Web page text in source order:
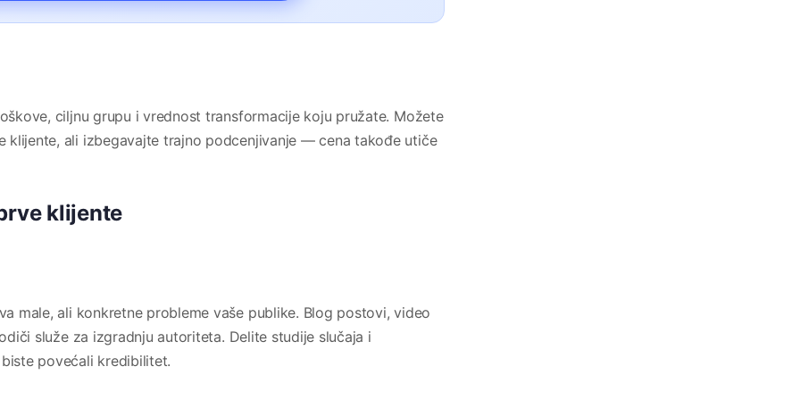
ciljnu grupu i vrednost transformacije koju pružate. Možete
klijente, ali izbegavajte trajno podcenjivanje — cena takođe utiče
klijente
male, ali konkretne probleme vaše publike. Blog postovi, video
služe za izgradnju autoriteta. Delite studije slučaja i
povećali kredibilitet.